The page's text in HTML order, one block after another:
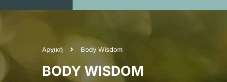
Αρχική Body Wisdom
BODY WISDOM